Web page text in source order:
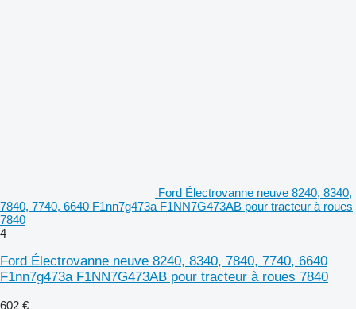
Ford Électrovanne neuve 8240, 8340,
7840, 7740, 6640 F1nn7g473a F1NN7G473AB pour tracteur à roues
7840
4
Ford Électrovanne neuve 8240, 8340, 7840, 7740, 6640
F1nn7g473a F1NN7G473AB pour tracteur à roues 7840
602 €